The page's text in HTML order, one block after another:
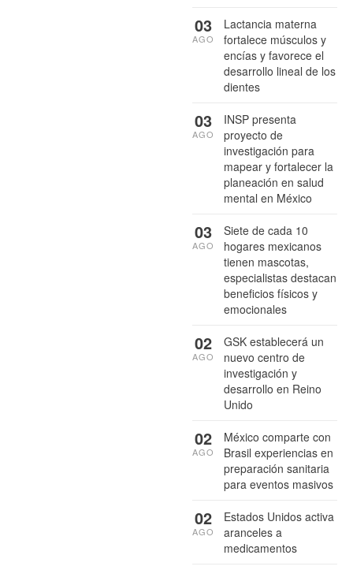
Lactancia materna
fortalece músculos y
encías y favorece el
desarrollo lineal de los
dientes
03
AGO
INSP presenta
proyecto de
investigación para
mapear y fortalecer la
planeación en salud
mental en México
03
AGO
Siete de cada 10
hogares mexicanos
tienen mascotas,
especialistas destacan
beneficios físicos y
emocionales
03
AGO
GSK establecerá un
nuevo centro de
investigación y
desarrollo en Reino
Unido
02
AGO
México comparte con
Brasil experiencias en
preparación sanitaria
para eventos masivos
02
AGO
Estados Unidos activa
aranceles a
medicamentos
02
AGO